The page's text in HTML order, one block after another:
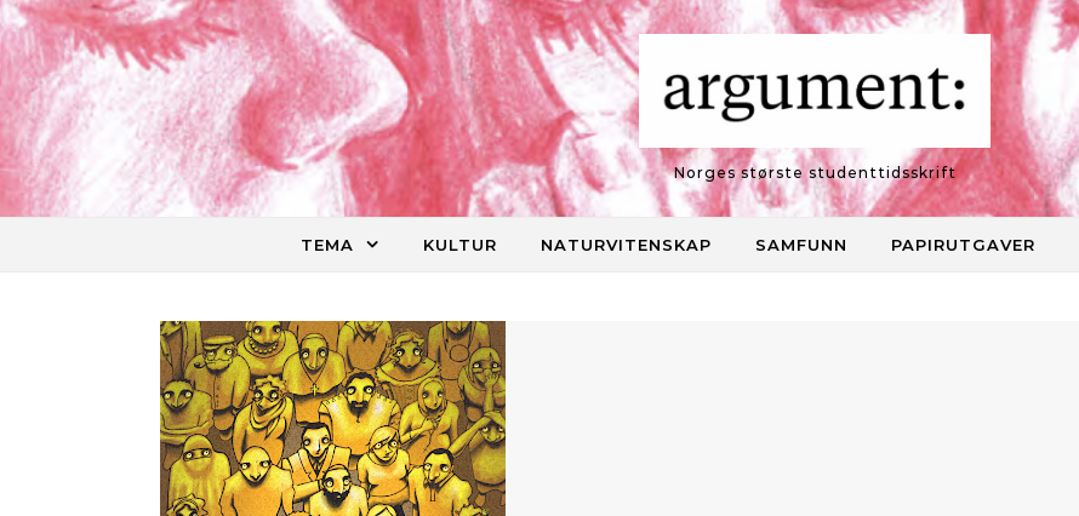
Skip to content
Norges største studenttidsskrift
TEMA KULTUR NATURVITENSKAP SAMFUNN PAPIRUTGAVER